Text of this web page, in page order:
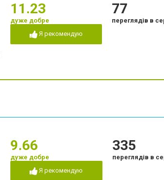
11.23
дуже добре
Я рекомендую
77
переглядів в
9.66
дуже добре
Я рекомендую
335
переглядів в